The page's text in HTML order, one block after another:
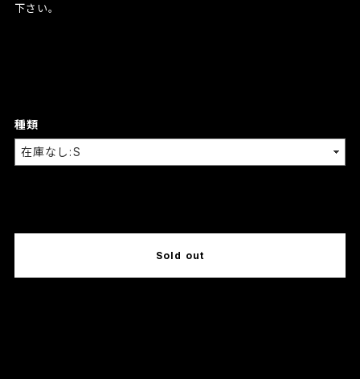
下さい。
種類
Sold out